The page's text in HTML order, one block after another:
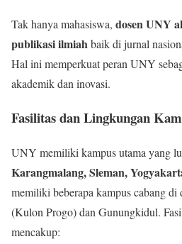
Tak hanya mahasiswa, dosen UNY
publikasi ilmiahbaik di jurnal
Hal ini memperkuat peran UNY
akademik dan inovasi.
Fasilitas dan Lingkungan
UNY memiliki kampus utama yang
Karangmalang, Sleman,
memiliki beberapa kampus cabang di
(Kulon Progo) dan Gunungkidul.
mencakup: